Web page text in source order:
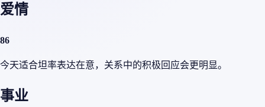
爱情
86
今天适合坦率表达在意，关系中的积极回应会更明显。
事业